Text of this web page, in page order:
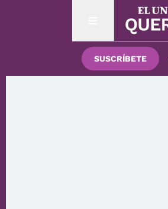
SUSCRÍBETE